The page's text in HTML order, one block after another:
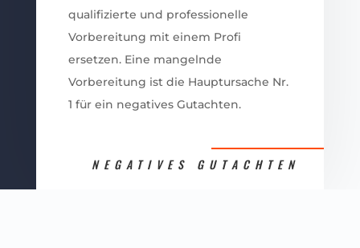
qualifizierte und professionelle
Vorbereitung mit einem Profi
ersetzen. Eine mangelnde
Vorbereitung ist die Hauptursache Nr.
1 für ein negatives Gutachten.
NEGATIVES GUTACHTEN